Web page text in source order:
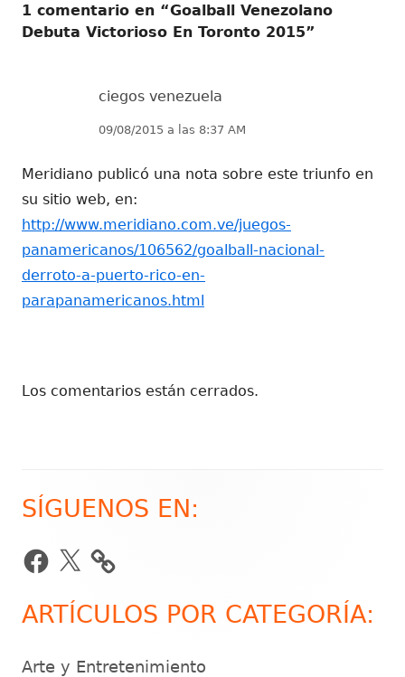
1 comentario en “Goalball Venezolano
Debuta Victorioso En Toronto 2015”
ciegos venezuela
09/08/2015 a las 8:37 AM
Meridiano publicó una nota sobre este triunfo en
su sitio web, en:
http://www.meridiano.com.ve/juegos-
panamericanos/106562/goalball-nacional-
derroto-a-puerto-rico-en-
parapanamericanos.html
Los comentarios están cerrados.
Barra
lateral
SÍGUENOS EN:
Facebook
X
ARTÍCULOS POR CATEGORÍA:
Arte y Entretenimiento